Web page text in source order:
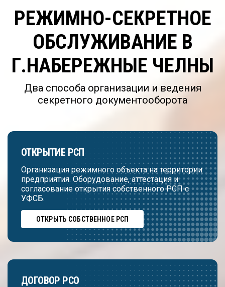
РЕЖИМНО-СЕКРЕТНОЕ
ОБСЛУЖИВАНИЕ В
Г.НАБЕРЕЖНЫЕ ЧЕЛНЫ
Два способа организации и ведения
секретного документооборота
ОТКРЫТИЕ РСП
Организация режимного объекта на территории
предприятия. Оборудование, аттестация и
согласование открытия собственного РСП с
УФСБ.
ОТКРЫТЬ СОБСТВЕННОЕ РСП
ДОГОВОР РСО